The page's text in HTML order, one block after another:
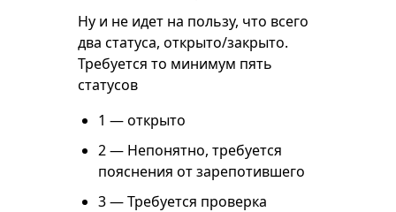
Ну и не идет на пользу, что всего
два статуса, открыто/закрыто.
Требуется то минимум пять
статусов
1 — открыто
2 — Непонятно, требуется
пояснения от зарепотившего
3 — Требуется проверка